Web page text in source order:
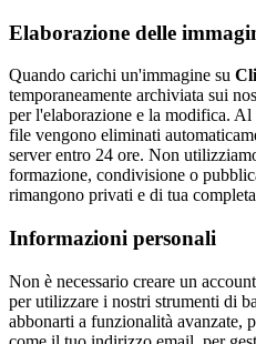
Elaborazione delle
Quando carichi un'immagine su
temporaneamente archiviata sui
per l'elaborazione e la modifica.
file vengono eliminati
server entro 24 ore. Non
formazione, condivisione o
rimangono privati e di tua
Informazioni personali
Non è necessario creare un
per utilizzare i nostri strumenti di
abbonarti a funzionalità avanzate,